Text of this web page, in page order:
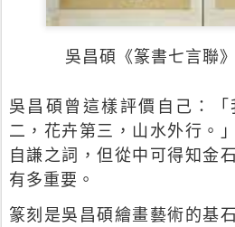
吳昌碩《篆書七言聯
吳昌碩曾這樣評價自己：
二，花卉第三，山水外行。
自謙之詞，但從中可得知金
有多重要。
篆刻是吳昌碩繪畫藝術的基